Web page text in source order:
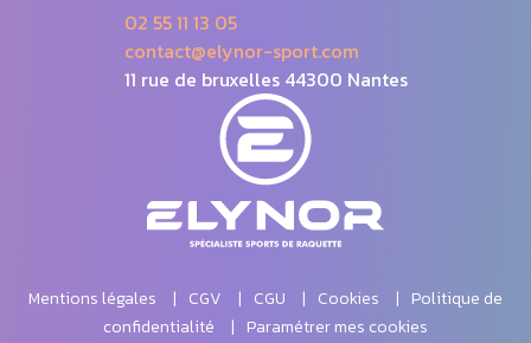
02 55 11 13 05
contact@elynor-sport.com
11 rue de bruxelles 44300 Nantes
Mentions légales CGV CGU Cookies
Politique de
confidentialité
Paramétrer mes cookies